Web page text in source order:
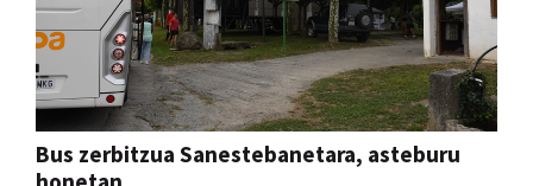
Bus zerbitzua Sanestebanetara, asteburu